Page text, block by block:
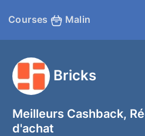
Courses Malin
Bricks
Meilleurs Cashback,
d'achat